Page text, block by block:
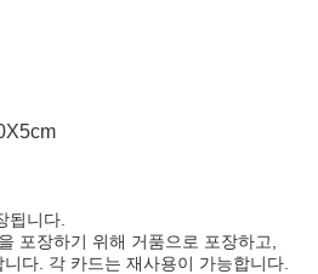
됩니다.
포장하기 위해 거품으로 포장하고,
다. 각 카드는 재사용이 가능합니다.